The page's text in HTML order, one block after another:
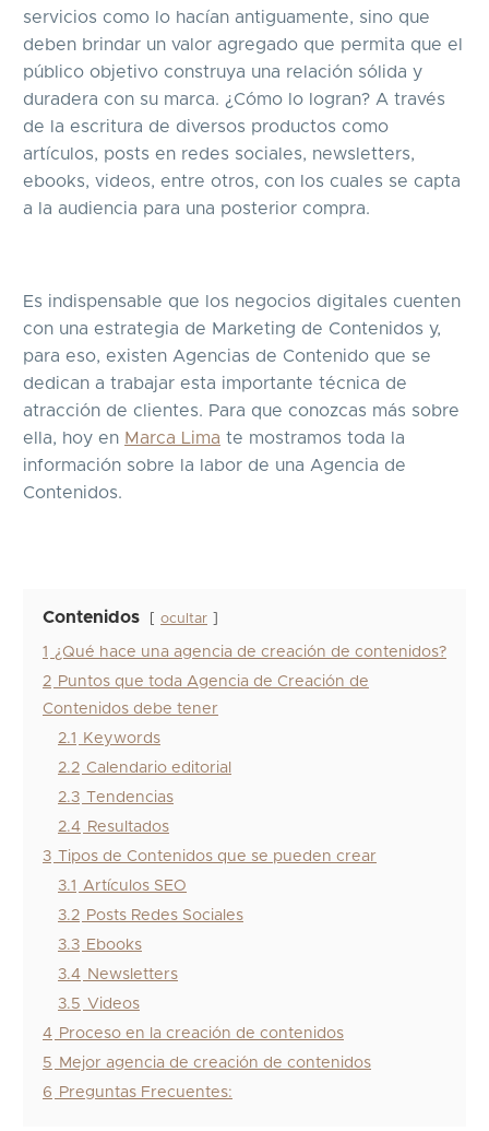
servicios como lo hacían antiguamente, sino que
deben brindar un valor agregado que permita que el
público objetivo construya una relación sólida y
duradera con su marca. ¿Cómo lo logran? A través
de la escritura de diversos productos como
artículos, posts en redes sociales, newsletters,
ebooks, videos, entre otros, con los cuales se capta
a la audiencia para una posterior compra.
Es indispensable que los negocios digitales cuenten
con una estrategia de Marketing de Contenidos y,
para eso, existen Agencias de Contenido que se
dedican a trabajar esta importante técnica de
atracción de clientes. Para que conozcas más sobre
ella, hoy en Marca Lima te mostramos toda la
información sobre la labor de una Agencia de
Contenidos.
Contenidos ocultar
1
¿Qué hace una agencia de creación de contenidos?
2 Puntos que toda Agencia de Creación de
Contenidos debe tener
2.1
Keywords
2.2 Calendario editorial
2.3 Tendencias
2.4 Resultados
3 Tipos de Contenidos que se pueden crear
3.1
Artículos SEO
3.2 Posts Redes Sociales
3.3 Ebooks
3.4 Newsletters
3.5 Videos
4 Proceso en la creación de contenidos
5
Mejor agencia de creación de contenidos
6
Preguntas Frecuentes: